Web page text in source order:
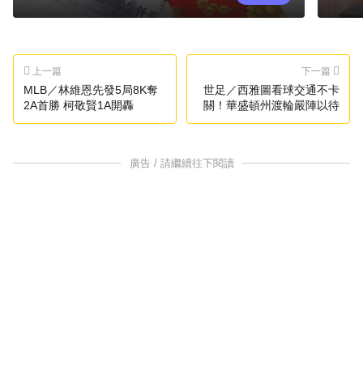
上一篇
MLB／林維恩先發5局8K奪
2A首勝 柯敬賢1A開轟
下一篇
世足／西雅圖看球交通不卡
關！華盛頓州渡輪嚴陣以待
廣告 / 請繼續往下閱讀